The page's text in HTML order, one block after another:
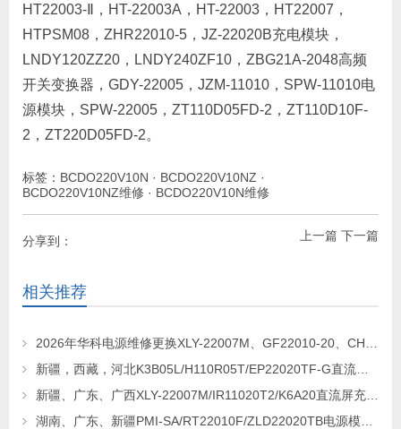
HT22003-Ⅱ，HT-22003A，HT-22003，HT22007，
HTPSM08，ZHR22010-5，JZ-22020B充电模块，
LNDY120ZZ20，LNDY240ZF10，ZBG21A-2048高频
开关变换器，GDY-22005，JZM-11010，SPW-11010电
源模块，SPW-22005，ZT110D05FD-2，ZT110D10F-
2，ZT220D05FD-2。
标签： BCDO220V10N · BCDO220V10NZ ·
BCDO220V10NZ维修 · BCDO220V10N维修
上一篇 下一篇
分享到：
相关推荐